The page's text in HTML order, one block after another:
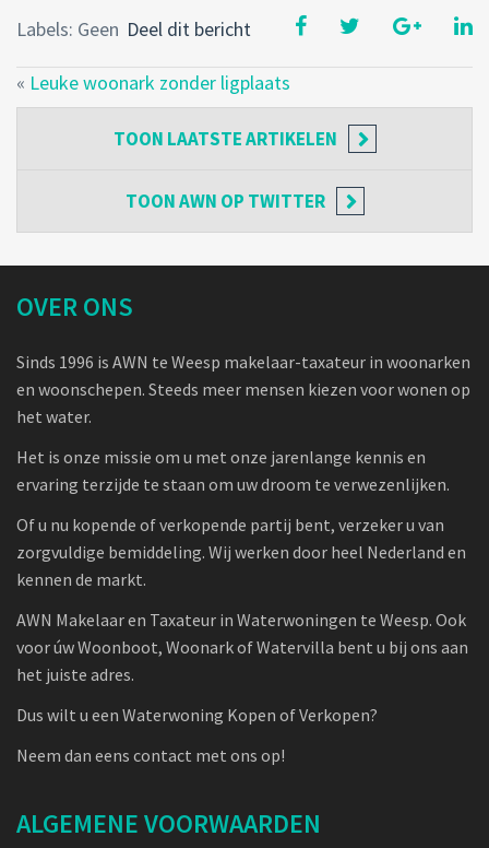
Deel dit bericht
Labels: Geen
« Leuke woonark zonder ligplaats
TOON LAATSTE ARTIKELEN
TOONAWN OP TWITTER
OVER ONS
Sinds 1996 is AWN te Weesp makelaar-taxateur in woonarken
en woonschepen. Steeds meer mensen kiezen voor wonen op
het water.
Het is onze missie om u met onze jarenlange kennis en
ervaring terzijde te staan om uw droom te verwezenlijken.
Of u nu kopende of verkopende partij bent, verzeker u van
zorgvuldige bemiddeling. Wij werken door heel Nederland en
kennen de markt.
AWN Makelaar en Taxateur in Waterwoningen te Weesp. Ook
voor úw Woonboot, Woonark of Watervilla bent u bij ons aan
het juiste adres.
Dus wilt u een Waterwoning Kopen of Verkopen?
Neem dan eens contact met ons op!
ALGEMENE VOORWAARDEN